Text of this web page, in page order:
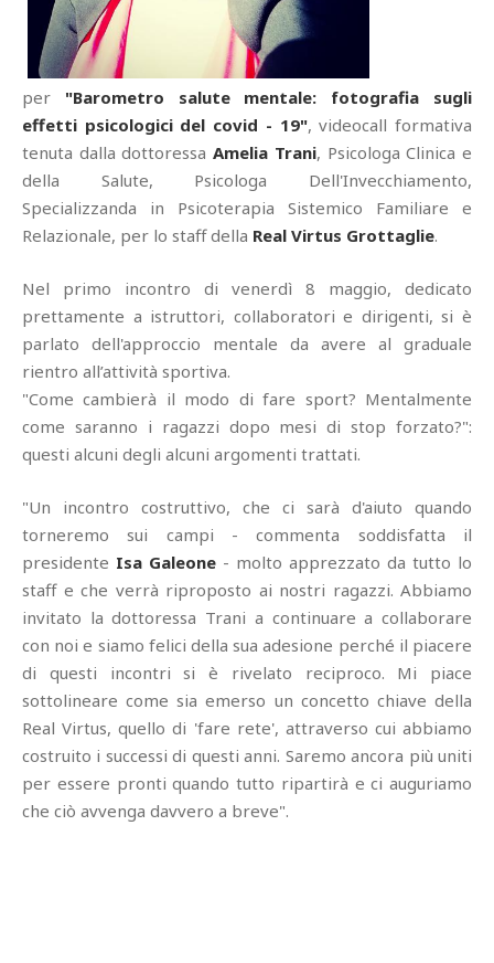
per "Barometro salute mentale: fotografia sugli
effetti psicologici del covid - 19", videocall formativa
tenuta dalla dottoressaAmelia Trani, Psicologa Clinica e
della Salute, Psicologa Dell'Invecchiamento,
Specializzanda in Psicoterapia Sistemico Familiare e
Relazionale, per lo staff della Real Virtus Grottaglie.
Nel primo incontro di venerdì 8 maggio, dedicato
prettamente a istruttori, collaboratori e dirigenti, si è
parlato dell'approccio mentale da avere al graduale
rientro all’attività sportiva.
"Come cambierà il modo di fare sport? Mentalmente
come saranno i ragazzi dopo mesi di stop forzato?":
questi alcuni degli alcuni argomenti trattati.
"Un incontro costruttivo, che ci sarà d'aiuto quando
torneremo sui campi - commenta soddisfatta il
presidente Isa Galeone - molto apprezzato da tutto lo
staff e che verrà riproposto ai nostri ragazzi. Abbiamo
invitato la dottoressa Trani a continuare a collaborare
con noi e siamo felici della sua adesione perché il piacere
di questi incontri si è rivelato reciproco. Mi piace
sottolineare come sia emerso un concetto chiave della
Real Virtus, quello di 'fare rete', attraverso cui abbiamo
costruito i successi di questi anni. Saremo ancora più uniti
per essere pronti quando tutto ripartirà e ci auguriamo
che ciò avvenga davvero a breve".